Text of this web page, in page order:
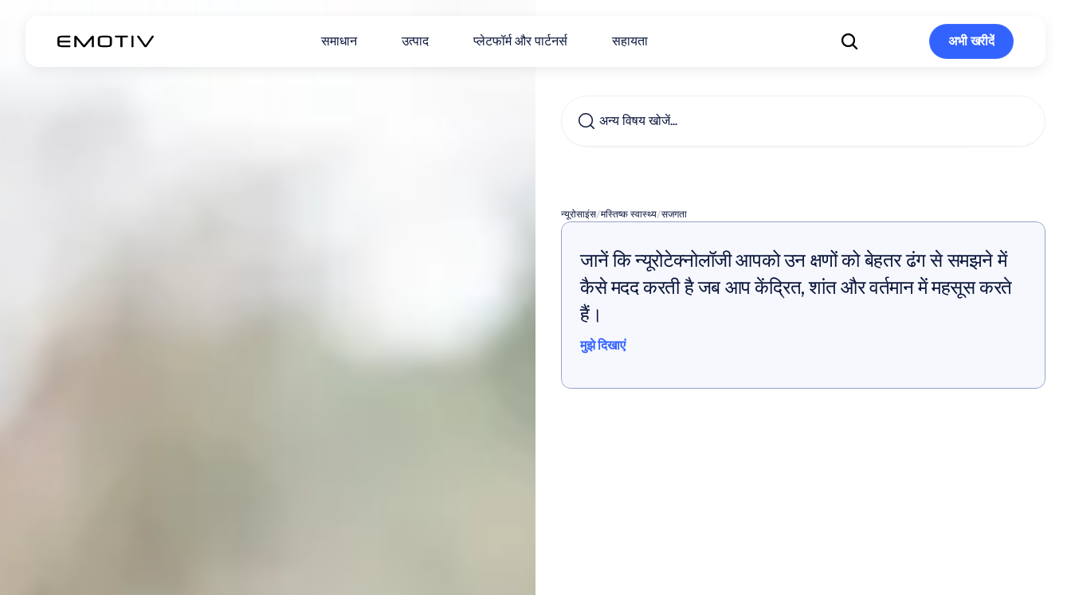
समाधान उत्पाद प्लेटफॉर्म और पार्टनर्स सहायता
अभी खरीदें
अन्य विषय खोजें…
न्यूरोसाइंस/मस्तिष्क स्वास्थ्य/सजगता
जानें कि न्यूरोटेक्नोलॉजी आपको उन क्षणों को बेहतर ढंग से समझने में
कैसे मदद करती है जब आप केंद्रित, शांत और वर्तमान में महसूस करते
हैं।
मुझे दिखाएं